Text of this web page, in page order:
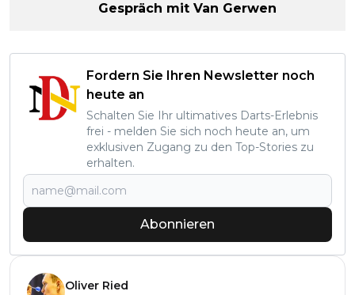
Gespräch mit Van Gerwen
Fordern Sie Ihren Newsletter noch
heute an
Schalten Sie Ihr ultimatives Darts-Erlebnis
frei - melden Sie sich noch heute an, um
exklusiven Zugang zu den Top-Stories zu
erhalten.
Abonnieren
Oliver Ried